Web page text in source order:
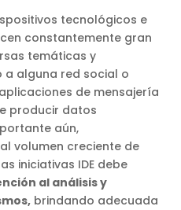
tecnológicos e
constantemente gran
temáticas y
a alguna red social o
de mensajería
producir datos
aún,
volumen creciente de
iniciativas IDE debe
al análisis y
brindando adecuada